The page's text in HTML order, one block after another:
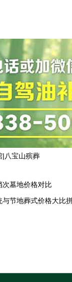
|八宝山殡葬
次墓地价格对比
节地葬式价格大比